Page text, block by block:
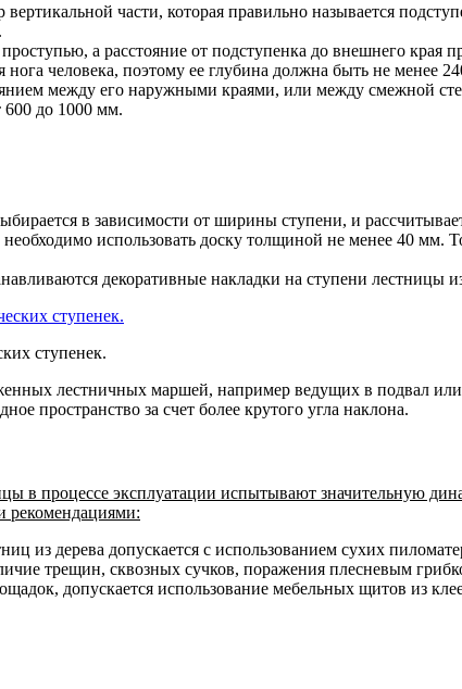
части, которая правильно называется
а расстояние от подступенка до внешнего края
человека, поэтому ее глубина должна быть не менее
между его наружными краями, или между смежной
600 до 1000 мм.
в зависимости от ширины ступени, и
использовать доску толщиной не менее 40 мм.
декоративные накладки на ступени лестницы
ступенек.
лестничных маршей, например ведущих в подвал или
пространство за счет более крутого угла наклона.
в процессе эксплуатации испытывают значительную
рекомендациями:
из дерева допускается с использованием сухих
трещин, сквозных сучков, поражения плесневым
допускается использование мебельных щитов из